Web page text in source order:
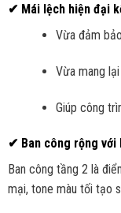
✔ Mái lệch hiện đại
Vừa đảm
Vừa mang
Giúp công
✔ Ban công rộng
Ban công tầng 2 là
mại, tone màu tối tạo